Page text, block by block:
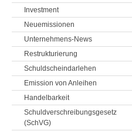
Investment
Neuemissionen
Unternehmens-News
Restrukturierung
Schuldscheindarlehen
Emission von Anleihen
Handelbarkeit
Schuldverschreibungsgesetz
(SchVG)